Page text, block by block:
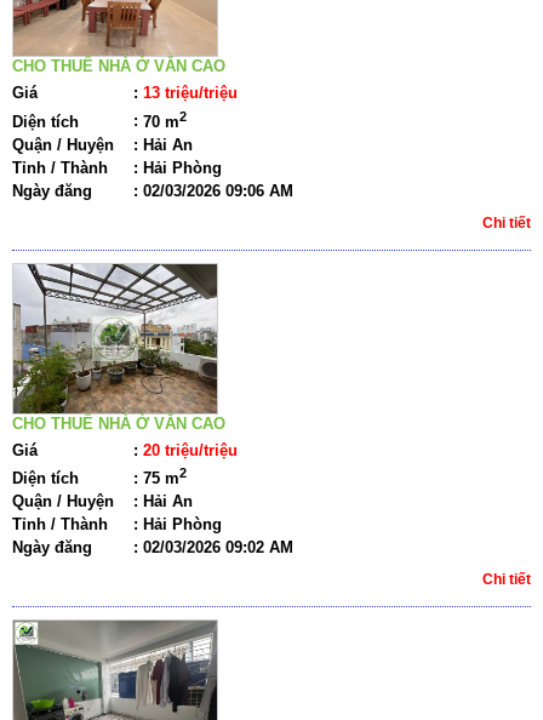
CHO THUÊ NHÀ Ở VĂN CAO
Giá
: 13 triệu/triệu
Diện tích
: 70 m2
Quận / Huyện : Hải An
Tỉnh / Thành
: Hải Phòng
Ngày đăng
: 02/03/2026 09:06 AM
Chi tiết
CHO THUÊ NHÀ Ở VĂN CAO
Giá
: 20 triệu/triệu
Diện tích
: 75 m2
Quận / Huyện : Hải An
Tỉnh / Thành
: Hải Phòng
Ngày đăng
: 02/03/2026 09:02 AM
Chi tiết